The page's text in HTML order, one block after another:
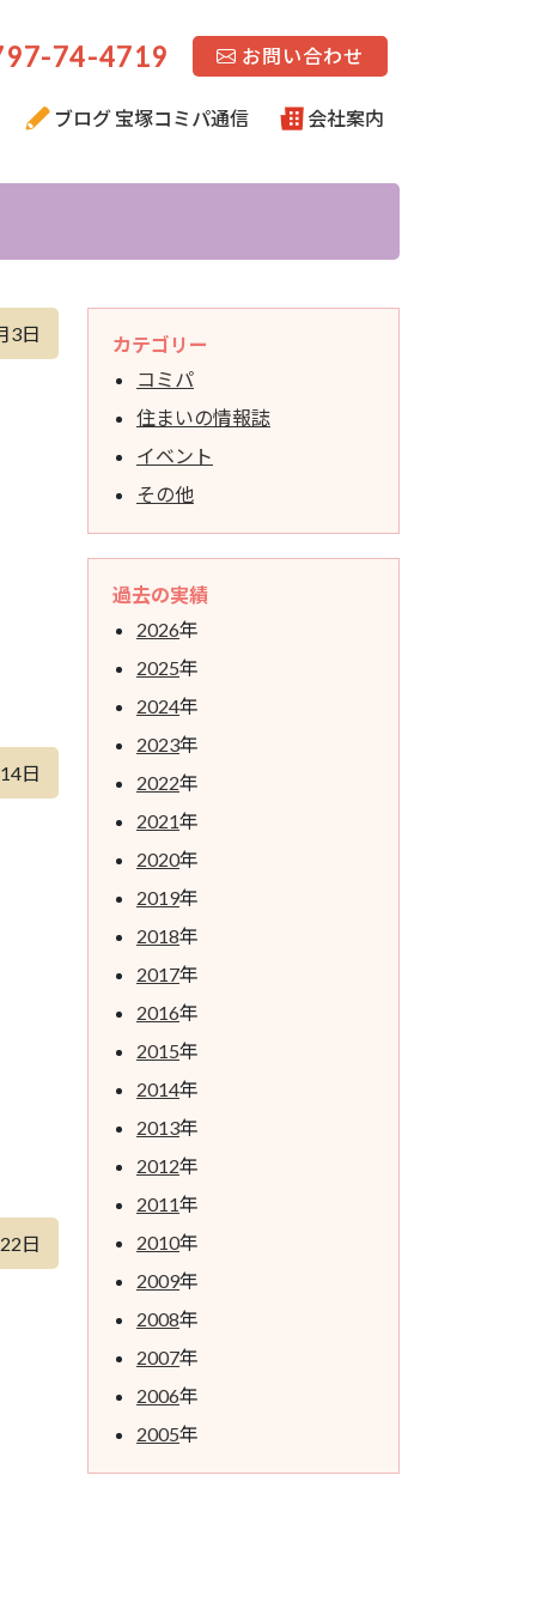
74-4719 お問い合わせ
ブログ 宝塚コミパ通信 会社案内
3日
日
日
カテゴリー
コミパ
住まいの情報誌
イベント
その他
過去の実績
2026年
2025年
2024年
2023年
2022年
2021年
2020年
2019年
2018年
2017年
2016年
2015年
2014年
2013年
2012年
2011年
2010年
2009年
2008年
2007年
2006年
2005年